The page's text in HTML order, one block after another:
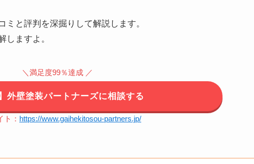
と評判を深掘りして解説します。
しますよ。
＼満足度99％達成 ／
外壁塗装パートナーズに相談する
ト： https://www.gaihekitosou-partners.jp/